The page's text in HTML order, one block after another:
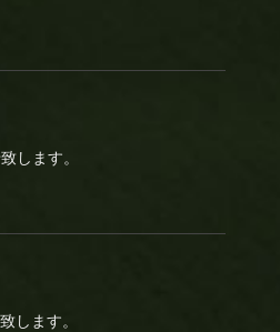
します。
します。